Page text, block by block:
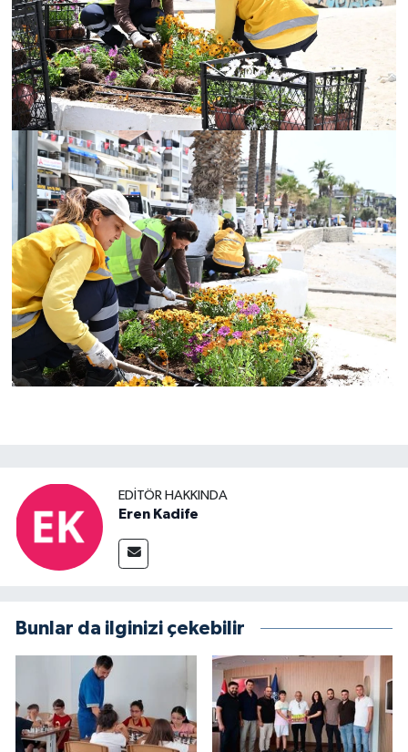
EDITÖR HAKKINDA
Eren Kadife
Bunlar da ilginizi çekebilir